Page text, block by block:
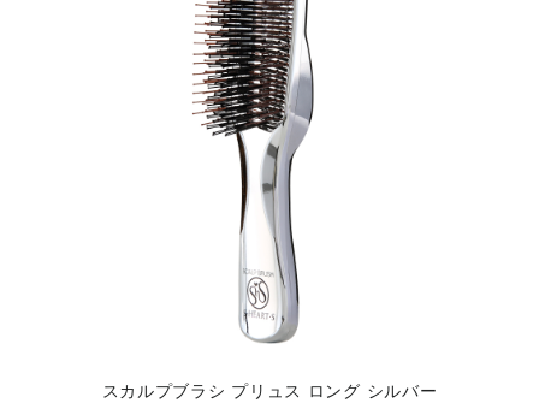
スカルプブラシ プリュス ロング シルバー